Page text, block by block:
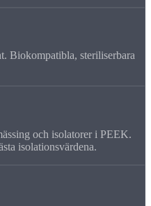
Biokompatibla, steriliserbara
och isolatorer i PEEK.
isolationsvärdena.